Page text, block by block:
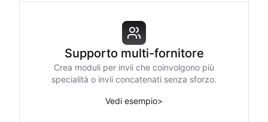
Supporto multi-fornitore
Crea moduli per invii che coinvolgono più
specialità o invii concatenati senza sforzo.
Vedi esempio>